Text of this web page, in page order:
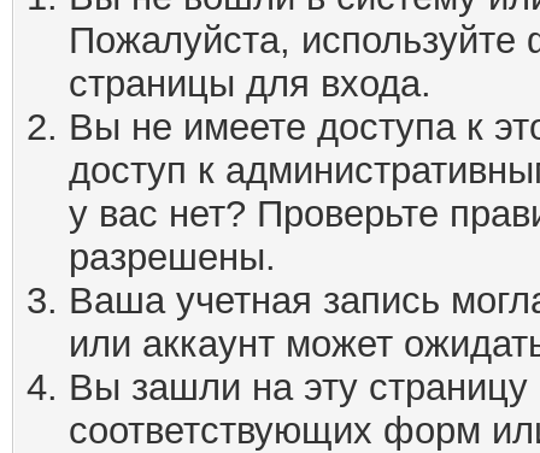
Пожалуйста,
страницы для входа.
Вы не имеете доступа к
доступ к
у вас нет? Проверьте
разрешены.
Ваша учетная запись
или аккаунт может
Вы зашли на эту
соответствующих форм